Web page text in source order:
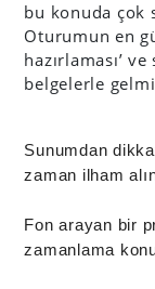
bu konuda çok
Oturumun en
hazırlaması’
belgelerle
Sunumdan
zaman ilham
Fon arayan bir
zamanlama